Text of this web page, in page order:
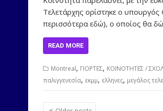
Τελετάρχης ορίστηκε ο
περισσότερα εδώ), ο οποίος θα
READ MORE
Montreal, ΓΙΟΡΤΕΣ, ΚΟΙΝΟΤΗΤΕΣ /
παλιγγενεσία, εκμμ, ελληνες, μεγάλος
Posts